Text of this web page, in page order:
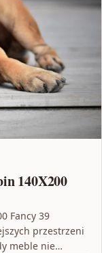
140X200
Fancy 39
przestrzeni
meble nie